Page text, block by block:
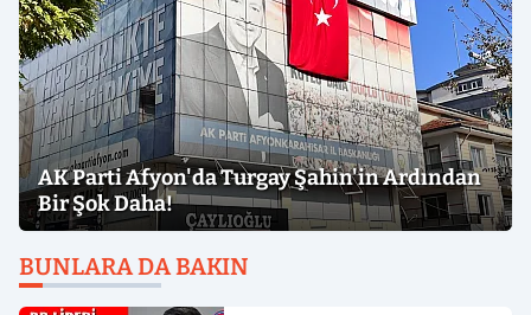
AK Parti Afyon'da Turgay Şahin'in Ardından
Bir Şok Daha!
BUNLARA DA BAKIN